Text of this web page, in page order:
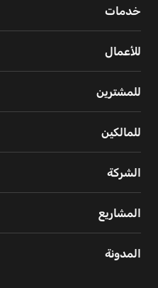
خدمات
للأعمال
للمشترين
للمالكين
الشركة
المشاريع
المدونة